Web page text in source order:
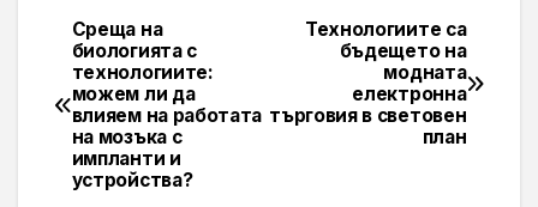
Навигация
Технологиите са
бъдещето на
модната
електронна
търговия в световен
план
Среща на
биологията с
технологиите:
можем ли да
влияем на работата
на мозъка с
импланти и
устройства?